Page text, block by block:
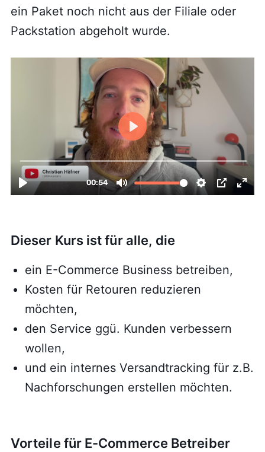
ein Paket noch nicht aus der Filiale oder
Packstation abgeholt wurde.
Dieser Kurs ist für alle, die
ein E-Commerce Business betreiben,
Kosten für Retouren reduzieren
möchten,
den Service ggü. Kunden verbessern
wollen,
und ein internes Versandtracking für z.B.
Nachforschungen erstellen möchten.
Vorteile für E-Commerce Betreiber